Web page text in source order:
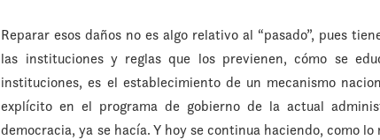
Reparar esos daños no es algo relativo al “pasado”, pues
las instituciones y reglas que los previenen, cómo se
instituciones, es el establecimiento de un mecanismo
explícito en el programa de gobierno de la actual
democracia, ya se hacía. Y hoy se continua haciendo, como